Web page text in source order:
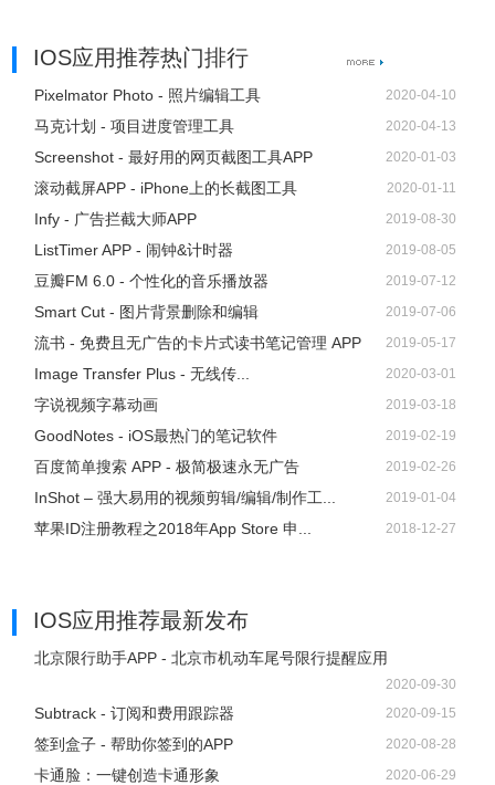
Subtrack软件注意事项
2.99 刀买断内购才能无限使用。
https://mergeek.com/latest/NXeQPnJe7Pm1d8JE
IOS应用推荐热门排行
Pixelmator Photo - 照片编辑工具 2020-04-10
马克计划 - 项目进度管理工具 2020-04-13
Screenshot - 最好用的网页截图工具APP 2020-01-03
滚动截屏APP - iPhone上的长截图工具 2020-01-11
Infy - 广告拦截大师APP 2019-08-30
ListTimer APP - 闹钟&计时器 2019-08-05
豆瓣FM 6.0 - 个性化的音乐播放器 2019-07-12
Smart Cut - 图片背景删除和编辑 2019-07-06
流书 - 免费且无广告的卡片式读书笔记管理 APP 2019-05-17
Image Transfer Plus - 无线传... 2020-03-01
字说视频字幕动画 2019-03-18
GoodNotes - iOS最热门的笔记软件 2019-02-19
百度简单搜索 APP - 极简极速永无广告 2019-02-26
InShot – 强大易用的视频剪辑/编辑/制作工... 2019-01-04
苹果ID注册教程之2018年App Store 申... 2018-12-27
IOS应用推荐最新发布
北京限行助手APP - 北京市机动车尾号限行提醒应用
2020-09-30
Subtrack - 订阅和费用跟踪器 2020-09-15
签到盒子 - 帮助你签到的APP 2020-08-28
卡通脸：一键创造卡通形象 2020-06-29